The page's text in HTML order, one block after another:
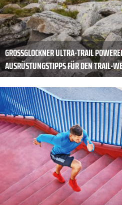
GROSSGLOCKNER ULTRA-TRAIL
AUSRÜSTUNGSTIPPS FÜR DEN TRAIL-